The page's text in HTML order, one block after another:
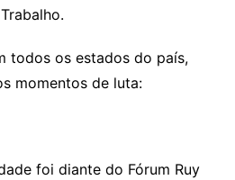
todos os estados do país,
momentos de luta:
foi diante do Fórum Ruy